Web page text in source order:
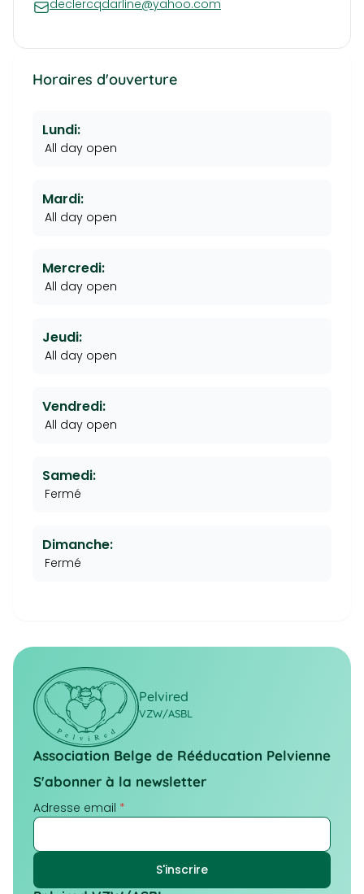
declercqdarline@yahoo.com
Horaires d'ouverture
Lundi:
All day open
Mardi:
All day open
Mercredi:
All day open
Jeudi:
All day open
Vendredi:
All day open
Samedi:
Fermé
Dimanche:
Fermé
Pelvired
VZW/ASBL
Association Belge de Rééducation Pelvienne
S'abonner à la newsletter
Adresse email *